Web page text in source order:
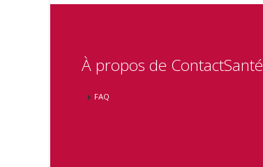
À propos de ContactSanté
FAQ